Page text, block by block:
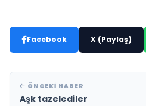
Facebook X (Paylaş)
ÖNCEKI HABER
Aşk tazelediler